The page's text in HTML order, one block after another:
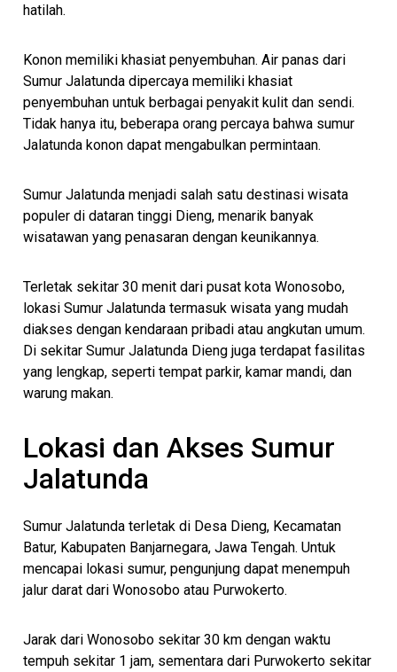
hatilah.
Konon memiliki khasiat penyembuhan. Air panas dari
Sumur Jalatunda dipercaya memiliki khasiat
penyembuhan untuk berbagai penyakit kulit dan sendi.
Tidak hanya itu, beberapa orang percaya bahwa sumur
Jalatunda konon dapat mengabulkan permintaan.
Sumur Jalatunda menjadi salah satu destinasi wisata
populer di dataran tinggi Dieng, menarik banyak
wisatawan yang penasaran dengan keunikannya.
Terletak sekitar 30 menit dari pusat kota Wonosobo,
lokasi Sumur Jalatunda termasuk wisata yang mudah
diakses dengan kendaraan pribadi atau angkutan umum.
Di sekitar Sumur Jalatunda Dieng juga terdapat fasilitas
yang lengkap, seperti tempat parkir, kamar mandi, dan
warung makan.
Lokasi dan Akses Sumur
Jalatunda
Sumur Jalatunda terletak di Desa Dieng, Kecamatan
Batur, Kabupaten Banjarnegara, Jawa Tengah. Untuk
mencapai lokasi sumur, pengunjung dapat menempuh
jalur darat dari Wonosobo atau Purwokerto.
Jarak dari Wonosobo sekitar 30 km dengan waktu
tempuh sekitar 1 jam, sementara dari Purwokerto sekitar